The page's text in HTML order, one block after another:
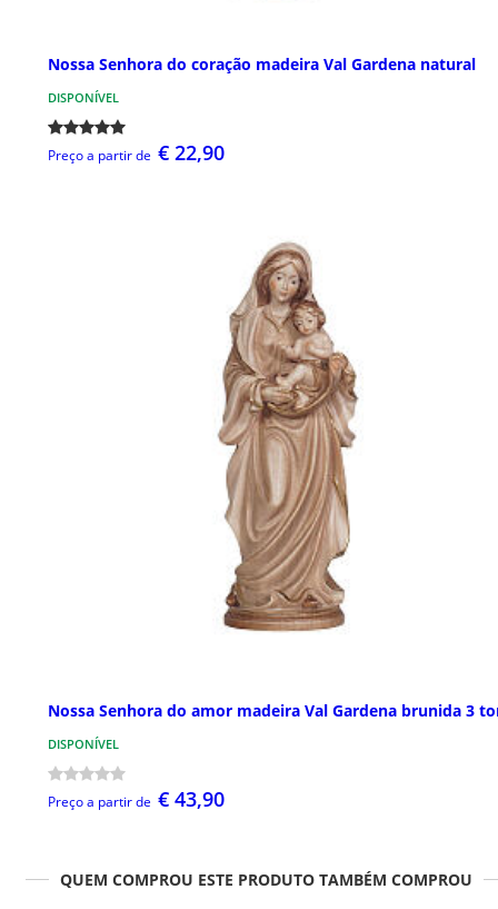
Nossa Senhora do coração madeira Val Gardena natural
DISPONÍVEL
Preço a partir de € 22,90
Nossa Senhora do amor madeira Val Gardena brunida 3
DISPONÍVEL
Preço a partir de € 43,90
QUEM COMPROU ESTE PRODUTO TAMBÉM COMPROU